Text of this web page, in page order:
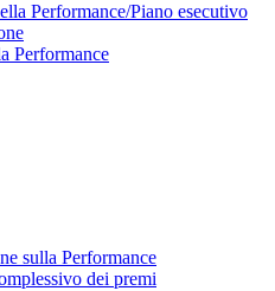
Performance/Piano esecutivo
Performance
sulla Performance
dei premi